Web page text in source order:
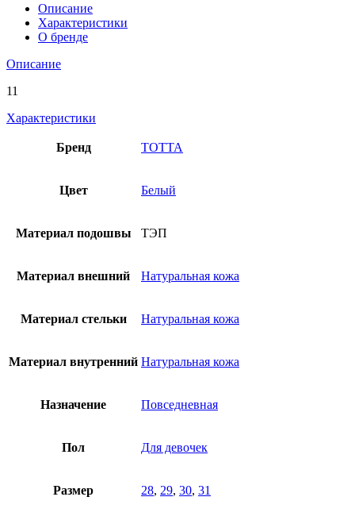
Описание
Характеристики
О бренде
Описание
11
Характеристики
Бренд ТОТТА
Цвет Белый
Материал подошвы ТЭП
Материал внешний Натуральная кожа
Материал стельки Натуральная кожа
Материал внутренний Натуральная кожа
Назначение Повседневная
Пол Для девочек
Размер 28, 29, 30, 31